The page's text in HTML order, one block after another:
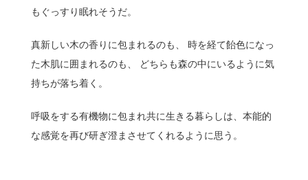
もぐっすり眠れそうだ。
真新しい木の香りに包まれるのも、 時を経て飴色になっ
た木肌に囲まれるのも、 どちらも森の中にいるように気
持ちが落ち着く。
呼吸をする有機物に包まれ共に生きる暮らしは、本能的
な感覚を再び研ぎ澄まさせてくれるように思う。